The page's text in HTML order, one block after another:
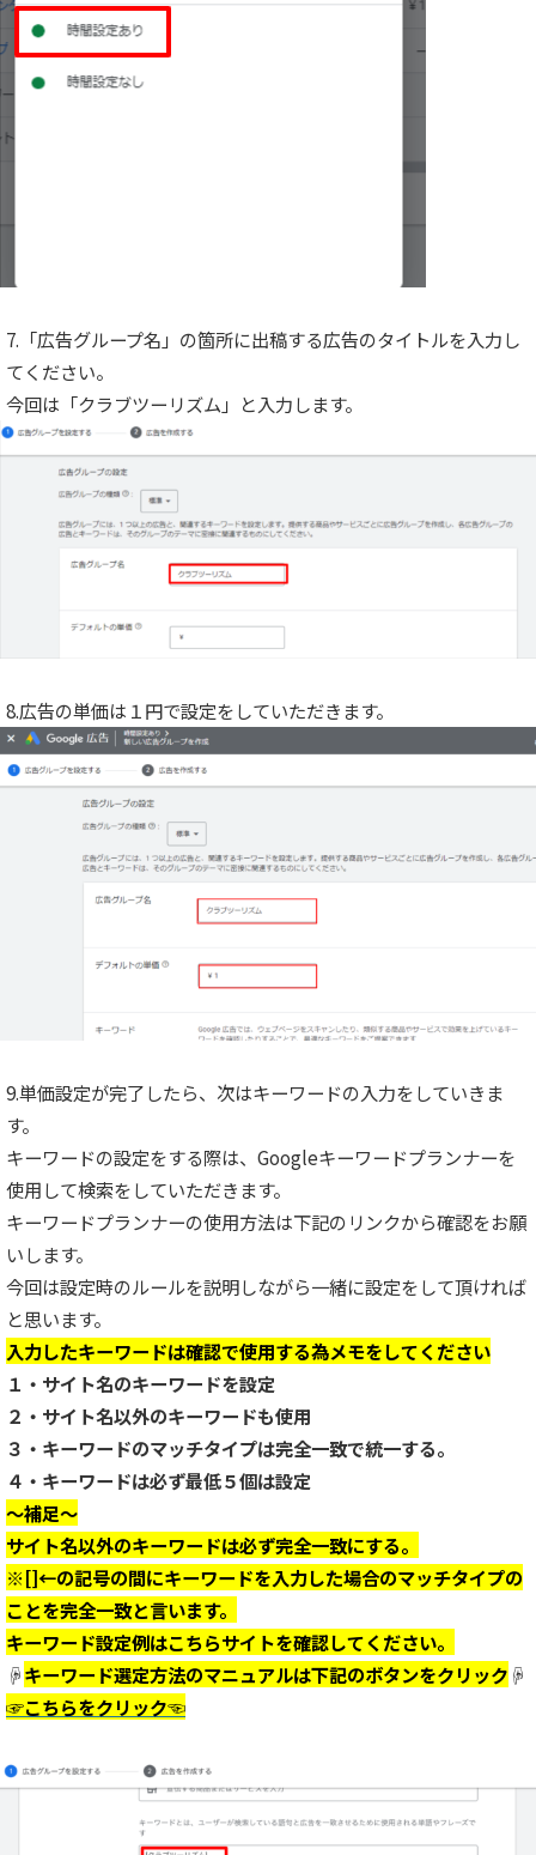
7.「広告グループ名」の箇所に出稿する広告のタイトルを入力し
てください。
今回は「クラブツーリズム」と入力します。
8.広告の単価は１円で設定をしていただきます。
9.単価設定が完了したら、次はキーワードの入力をしていきま
す。
キーワードの設定をする際は、Googleキーワードプランナーを
使用して検索をしていただきます。
キーワードプランナーの使用方法は下記のリンクから確認をお願
いします。
今回は設定時のルールを説明しながら一緒に設定をして頂ければ
と思います。
入力したキーワードは確認で使用する為メモをしてください
１・サイト名のキーワードを設定
２・サイト名以外のキーワードも使用
３・キーワードのマッチタイプは完全一致で統一する。
４・キーワードは必ず最低５個は設定
〜補足〜
サイト名以外のキーワードは必ず完全一致にする。
※[]←の記号の間にキーワードを入力した場合のマッチタイプの
ことを完全一致と言います。
キーワード設定例はこちらサイトを確認してください。
☟キーワード選定方法のマニュアルは下記のボタンをクリック ☟
☞こちらをクリック☜